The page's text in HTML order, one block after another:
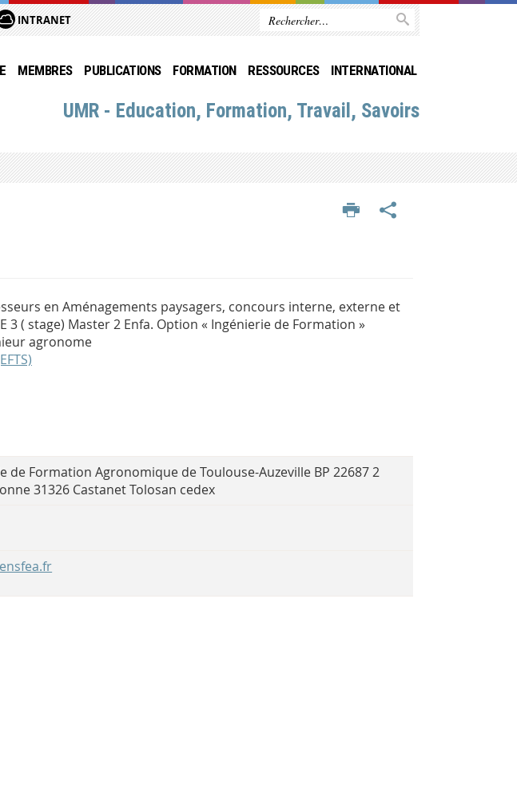
INTRANET
MEMBRES PUBLICATIONS FORMATION RESSOURCES INTERNATIONAL
UMR - Education, Formation, Travail, Savoirs
en Aménagements paysagers, concours interne, externe et
3 ( stage) Master 2 Enfa. Option « Ingénierie de Formation »
agronome
de Formation Agronomique de Toulouse-Auzeville BP 22687 2
31326 Castanet Tolosan cedex